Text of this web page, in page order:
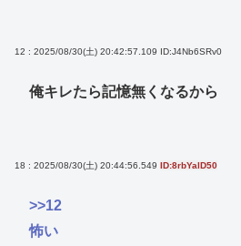
12 : 2025/08/30(土) 20:42:57.109 ID:J4Nb6SRv0
俺キレたら記憶無くなるから
18 : 2025/08/30(土) 20:44:56.549 ID:8rbYalD50
>>12
怖い